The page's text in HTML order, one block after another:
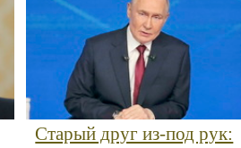
Старый друг из-под рук: